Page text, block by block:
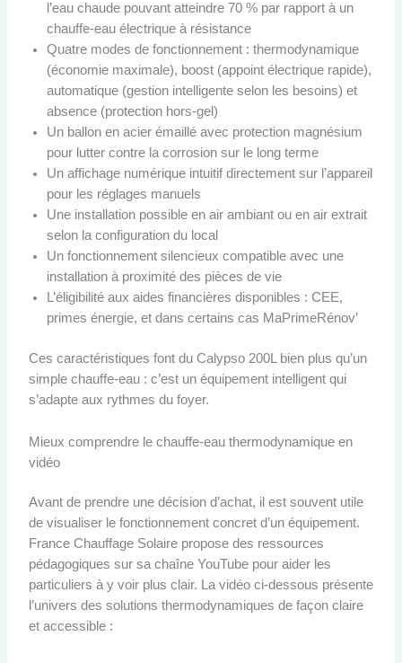
l’eau chaude pouvant atteindre 70 % par rapport à un
chauffe-eau électrique à résistance
Quatre modes de fonctionnement : thermodynamique
(économie maximale), boost (appoint électrique rapide),
automatique (gestion intelligente selon les besoins) et
absence (protection hors-gel)
Un ballon en acier émaillé avec protection magnésium
pour lutter contre la corrosion sur le long terme
Un affichage numérique intuitif directement sur l’appareil
pour les réglages manuels
Une installation possible en air ambiant ou en air extrait
selon la configuration du local
Un fonctionnement silencieux compatible avec une
installation à proximité des pièces de vie
L’éligibilité aux aides financières disponibles : CEE,
primes énergie, et dans certains cas MaPrimeRénov’
Ces caractéristiques font du Calypso 200L bien plus qu’un
simple chauffe-eau : c’est un équipement intelligent qui
s’adapte aux rythmes du foyer.
Mieux comprendre le chauffe-eau thermodynamique en
vidéo
Avant de prendre une décision d’achat, il est souvent utile
de visualiser le fonctionnement concret d’un équipement.
France Chauffage Solaire propose des ressources
pédagogiques sur sa chaîne YouTube pour aider les
particuliers à y voir plus clair. La vidéo ci-dessous présente
l’univers des solutions thermodynamiques de façon claire
et accessible :